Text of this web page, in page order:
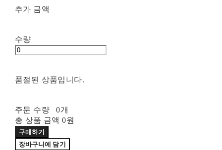
추가 금액
수량
품절된 상품입니다.
주문 수량
0개
총 상품 금액 0원
구매하기
장바구니에 담기